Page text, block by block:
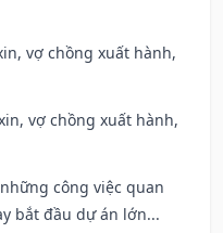
vợ chồng xuất hành,
vợ chồng xuất hành,
công việc quan
bắt đầu dự án lớn...